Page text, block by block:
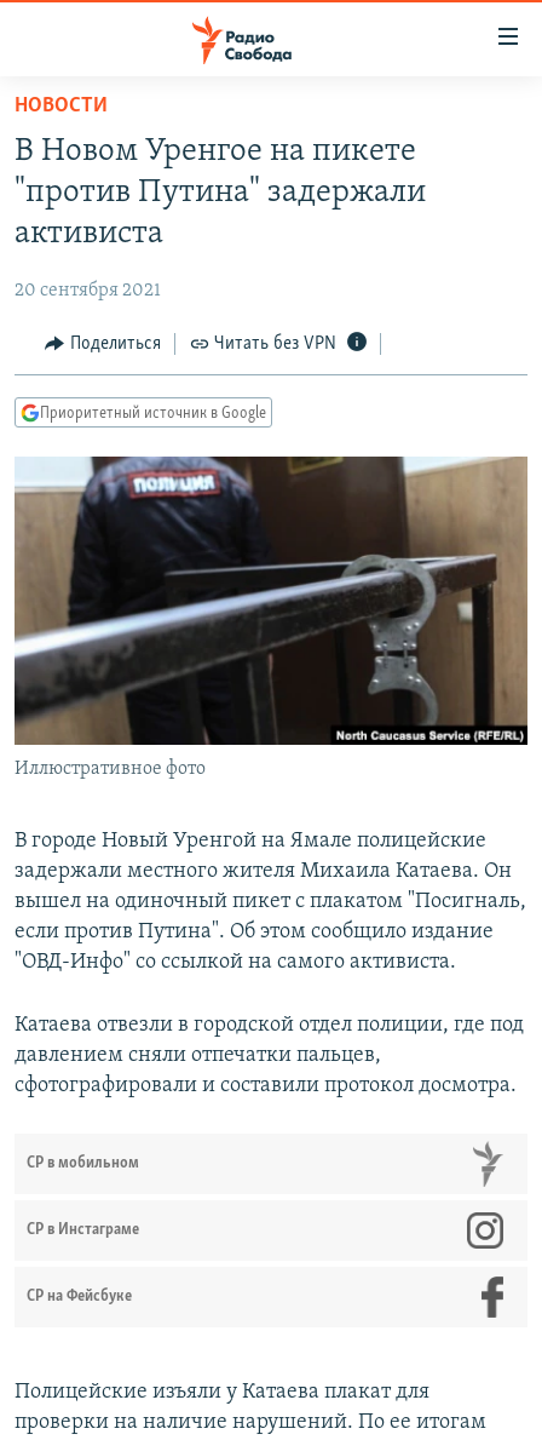
упрощенного
доступа
Вернуться
основному
Вернутся
Вернутся
поиску
ПОДКАСТЫ
АВТОРСКИЕ ПРОЕКТЫ
МНЕНИЯ
КУЛЬТУРА
КАВКАЗ.РЕАЛИИ
СЕВЕР.РЕАЛИИ
СИБИРЬ.РЕАЛИИ
РАСПИСАНИЕ ВЕЩАНИЯ
ПОДПИШИТЕСЬ НА РАССЫЛКУ
СОЦИАЛЬНЫЕ СЕТИ
Все сайты РСЕ/РС
НОВОСТИ
В Новом Уренгое на пикете
"против Путина" задержали
активиста
20 сентября 2021
Поделиться Читать без VPN
Приоритетный источник в Google
Иллюстративное фото
В городе Новый Уренгой на Ямале полицейские
задержали местного жителя Михаила Катаева. Он
вышел на одиночный пикет с плакатом "Посигналь,
если против Путина". Об этом сообщило издание
"ОВД-Инфо" со ссылкой на самого активиста.
Катаева отвезли в городской отдел полиции, где под
давлением сняли отпечатки пальцев,
сфотографировали и составили протокол досмотра.
СР в мобильном
СР в Инстаграме
СР на Фейсбуке
Полицейские изъяли у Катаева плакат для
проверки на наличие нарушений. По ее итогам